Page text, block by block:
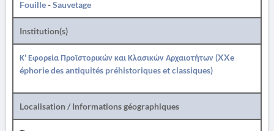
Fouille-Sauvetage
Institution(s)
Κ' Εφορεία Προϊστορικών και Κλασικών Αρχαιοτήτων (XXe
éphorie des antiquités préhistoriques et classiques)
Localisation / Informations géographiques